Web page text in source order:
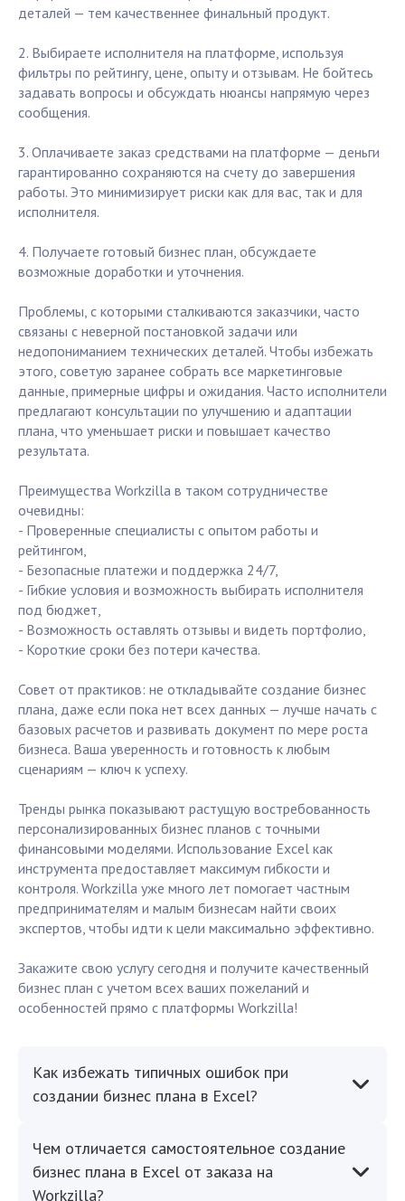
деталей — тем качественнее финальный продукт.
2. Выбираете исполнителя на платформе, используя
фильтры по рейтингу, цене, опыту и отзывам. Не бойтесь
задавать вопросы и обсуждать нюансы напрямую через
сообщения.
3. Оплачиваете заказ средствами на платформе — деньги
гарантированно сохраняются на счету до завершения
работы. Это минимизирует риски как для вас, так и для
исполнителя.
4. Получаете готовый бизнес план, обсуждаете
возможные доработки и уточнения.
Проблемы, с которыми сталкиваются заказчики, часто
связаны с неверной постановкой задачи или
недопониманием технических деталей. Чтобы избежать
этого, советую заранее собрать все маркетинговые
данные, примерные цифры и ожидания. Часто исполнители
предлагают консультации по улучшению и адаптации
плана, что уменьшает риски и повышает качество
результата.
Преимущества Workzilla в таком сотрудничестве
очевидны:
- Проверенные специалисты с опытом работы и
рейтингом,
- Безопасные платежи и поддержка 24/7,
- Гибкие условия и возможность выбирать исполнителя
под бюджет,
- Возможность оставлять отзывы и видеть портфолио,
- Короткие сроки без потери качества.
Совет от практиков: не откладывайте создание бизнес
плана, даже если пока нет всех данных — лучше начать с
базовых расчетов и развивать документ по мере роста
бизнеса. Ваша уверенность и готовность к любым
сценариям — ключ к успеху.
Тренды рынка показывают растущую востребованность
персонализированных бизнес планов с точными
финансовыми моделями. Использование Excel как
инструмента предоставляет максимум гибкости и
контроля. Workzilla уже много лет помогает частным
предпринимателям и малым бизнесам найти своих
экспертов, чтобы идти к цели максимально эффективно.
Закажите свою услугу сегодня и получите качественный
бизнес план с учетом всех ваших пожеланий и
особенностей прямо с платформы Workzilla!
Как избежать типичных ошибок при
создании бизнес плана в Excel?
Чем отличается самостоятельное создание
бизнес плана в Excel от заказа на
Workzilla?